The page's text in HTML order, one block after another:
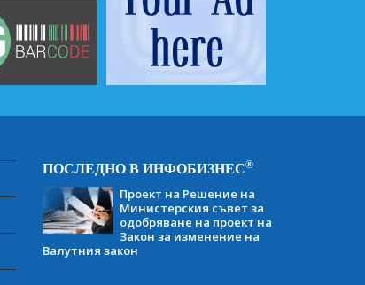
ПОСЛЕДНО В ИНФОБИЗНЕС®
Проект на Решение на
Министерския съвет за
одобряване на проект на
Закон за изменение на
Валутния закон